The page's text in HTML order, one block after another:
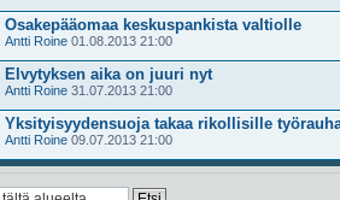
Osakepääomaa keskuspankista valtiolle
Antti Roine 01.08.2013 21:00
Elvytyksen aika on juuri nyt
Antti Roine 31.07.2013 21:00
Yksityisyydensuoja takaa rikollisille
Antti Roine 09.07.2013 21:00